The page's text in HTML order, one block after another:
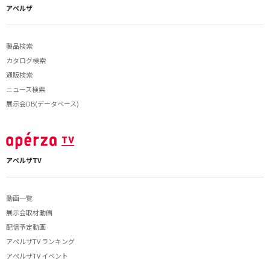
アペルザ
製品検索
カタログ検索
通販検索
ニュース検索
展示会DB(データベース)
アペルザTV
動画一覧
展示会取材動画
配信予定動画
アペルザTV ランキング
アペルザTV イベント